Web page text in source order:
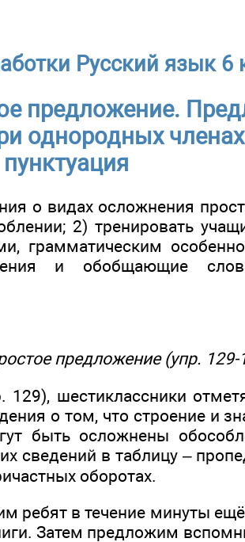
Русский язык 6
предложение.
однородных членах
пунктуация
о видах осложнения
2) тренировать
грамматическим
и обобщающие
предложение (упр. 129-
шестиклассники
о том, что строение и
быть осложнены
сведений в таблицу –
оборотах.
ребят в течение минуты
Затем предложим